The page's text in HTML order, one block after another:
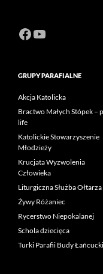
Facebook
https://
GRUPY PARAFIALNE
Akcja Katolicka
Bractwo Małych Stópek –
life
Katolickie Stowarzyszenie
Młodzieży
Krucjata Wyzwolenia
Człowieka
Liturgiczna Służba Ołtarza
Żywy Różaniec
Rycerstwo Niepokalanej
Schola dziecięca
Turki Parafii Budy